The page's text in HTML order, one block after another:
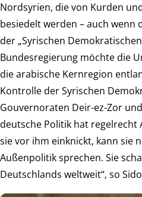
Nordsyrien, die von Kurden
besiedelt werden – auch
der „Syrischen
Bundesregierung möchte die
die arabische Kernregion
Kontrolle der Syrischen
Gouvernoraten Deir-ez-Zor
deutsche Politik hat regelrecht
sie vor ihm einknickt, kann sie
Außenpolitik sprechen. Sie
Deutschlands weltweit“, so